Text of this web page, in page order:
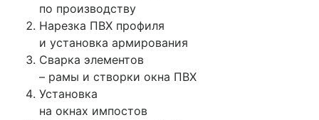
по производству
Нарезка ПВХ профиля
и установка армирования
Сварка элементов
– рамы и створки окна ПВХ
Установка
на окнах импостов